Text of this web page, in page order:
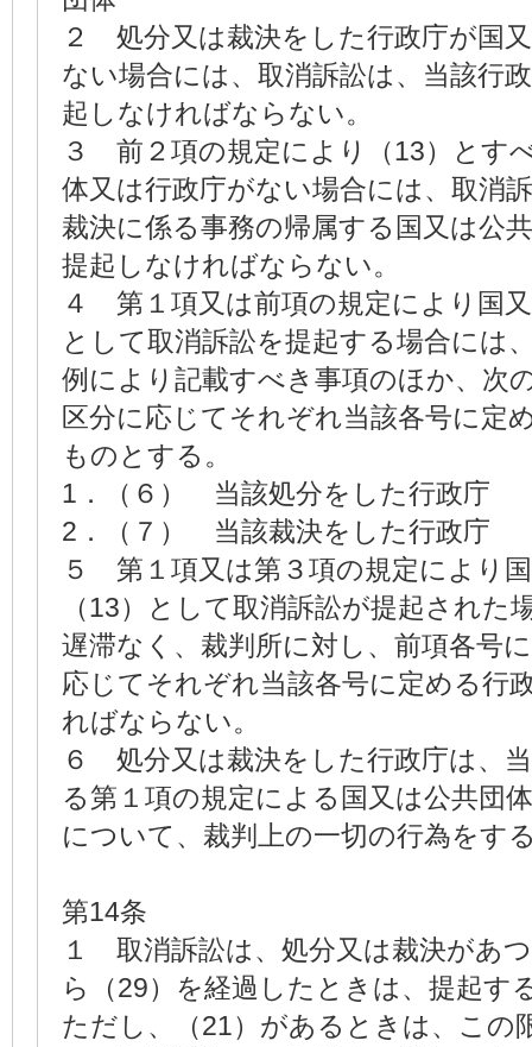
２ 処分又は裁決をした行政庁が国
ない場合には、取消訴訟は、当該行
起しなければならない。
３ 前２項の規定により（13）とす
体又は行政庁がない場合には、取消
裁決に係る事務の帰属する国又は公
提起しなければならない。
４ 第１項又は前項の規定により国
として取消訴訟を提起する場合には
例により記載すべき事項のほか、次
区分に応じてそれぞれ当該各号に定
ものとする。
1．（６） 当該処分をした行政庁
2．（７） 当該裁決をした行政庁
５ 第１項又は第３項の規定により
（13）として取消訴訟が提起された
遅滞なく、裁判所に対し、前項各号
応じてそれぞれ当該各号に定める行
ればならない。
６ 処分又は裁決をした行政庁は、
る第１項の規定による国又は公共団
について、裁判上の一切の行為をす
第14条
１ 取消訴訟は、処分又は裁決があ
ら（29）を経過したときは、提起す
ただし、（21）があるときは、この